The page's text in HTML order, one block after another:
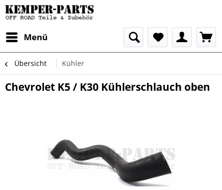
Menü
Übersicht Kühler
Chevrolet K5 / K30 Kühlerschlauch oben